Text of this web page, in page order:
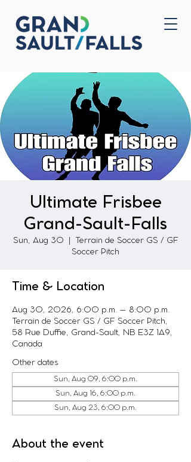
Home
Ultimate Frisbee
Grand-Sault-Falls
Sun, Aug 30
Terrain de Soccer GS / GF
Soccer Pitch
Time & Location
Aug 30, 2026, 6:00 p.m. – 8:00 p.m.
Terrain de Soccer GS / GF Soccer Pitch,
58 Rue Duffie, Grand-Sault, NB E3Z 1A9,
Canada
Other dates
Sun, Aug 09, 6:00 p.m.
Sun, Aug 16, 6:00 p.m.
Sun, Aug 23, 6:00 p.m.
About the event